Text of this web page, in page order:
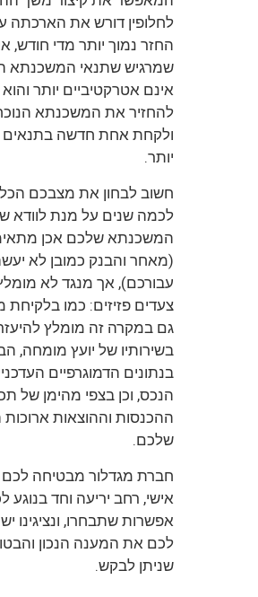
לחלופין דורש את הארכתה
החזר נמוך יותר מדי חודש,
שמרגיש שתנאי המשכנתא
אינם אטרקטיביים יותר והוא
להחזיר את המשכנתא
ולקחת אחת חדשה בתנאים
יותר.
חשוב לבחון את מצבכם
לכמה שנים על מנת לוודא
המשכנתא שלכם אכן
(מאחר והבנק כמובן לא
עבורכם), אך מנגד לא
צעדים פזיזים: כמו
גם במקרה זה מומלץ
בשירותיו של יועץ מומחה,
בנתונים הדמוגרפיים
הנכס, וכן בצפי מהימן של
ההכנסות וההוצאות ארוכות
שלכם.
חברת מגדלור מבטיחה לכם
אישי, רחב יריעה וחד בנוגע
אפשרות שתבחרו, ונציגינו
לכם את המענה הנכון
שניתן לבקש.